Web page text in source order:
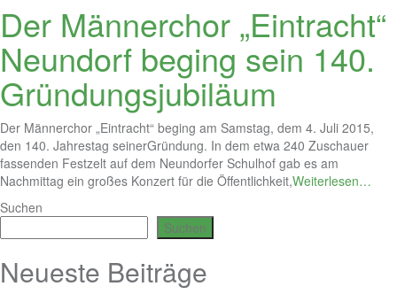
Der Männerchor „Eintracht“
Neundorf beging sein 140.
Gründungsjubiläum
Der Männerchor „Eintracht“ beging am Samstag, dem 4. Juli 2015,
den 140. Jahrestag seinerGründung. In dem etwa 240 Zuschauer
fassenden Festzelt auf dem Neundorfer Schulhof gab es am
Nachmittag ein großes Konzert für die Öffentlichkeit,Weiterlesen…
Suchen
Suchen
Neueste Beiträge